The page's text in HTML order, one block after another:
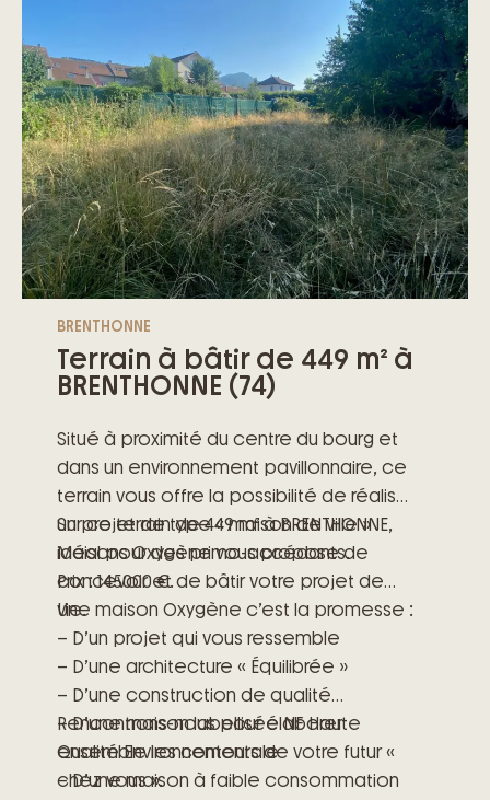
BRENTHONNE
Terrain à bâtir de 449 m² à
BRENTHONNE (74)
Situé à proximité du centre du bourg et
dans un environnement pavillonnaire, ce
terrain vous offre la possibilité de réaliser
un projet de type « maison de ville »
idéal pour des primo-accédants.
Prix : 145000 €.
Sur ce terrain de 449 m² à BRENTHONNE,
Maisons Oxygène vous propose de
concevoir et de bâtir votre projet de
vie.
Une maison Oxygène c’est la promesse :
– D’un projet qui vous ressemble
– D’une architecture « Équilibrée »
– D’une construction de qualité
– D’une maison labellisée NF Haute
Qualité Environnementale
– D’une maison à faible consommation
Rencontrons-nous pour élaborer
ensemble les contours de votre futur «
chez vous ».